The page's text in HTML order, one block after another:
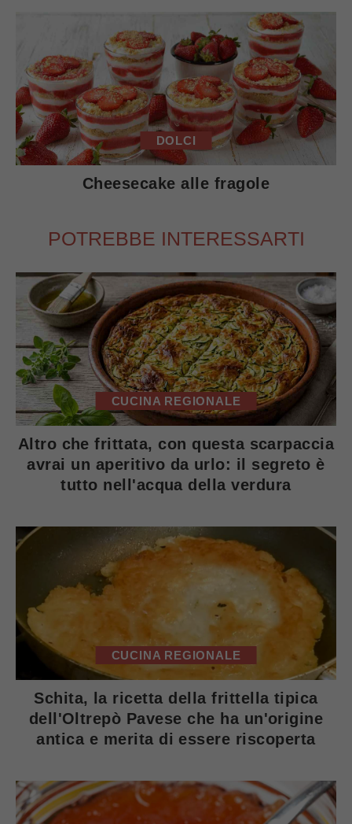
DOLCI
Cheesecake alle fragole
POTREBBE INTERESSARTI
CUCINA REGIONALE
Altro che frittata, con questa scarpaccia
avrai un aperitivo da urlo: il segreto è
tutto nell'acqua della verdura
CUCINA REGIONALE
Schita, la ricetta della frittella tipica
dell'Oltrepò Pavese che ha un'origine
antica e merita di essere riscoperta